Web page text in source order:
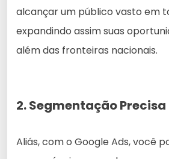
alcançar um público vasto em
expandindo assim suas
além das fronteiras nacionais.
2. Segmentação Precisa
Aliás, com o Google Ads, você